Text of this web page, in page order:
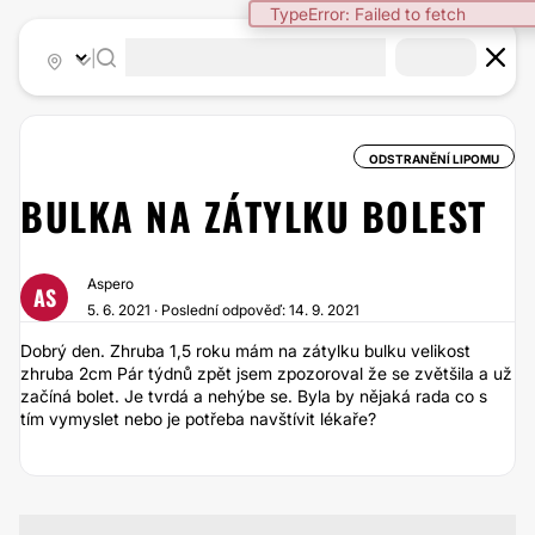
TypeError: Failed to fetch
ODSTRANĚNÍ LIPOMU
BULKA NA ZÁTYLKU BOLEST
AS
Aspero
5. 6. 2021 · Poslední odpověď: 14. 9. 2021
Dobrý den. Zhruba 1,5 roku mám na zátylku bulku velikost
zhruba 2cm Pár týdnů zpět jsem zpozoroval že se zvětšila a už
začíná bolet. Je tvrdá a nehýbe se. Byla by nějaká rada co s
tím vymyslet nebo je potřeba navštívit lékaře?